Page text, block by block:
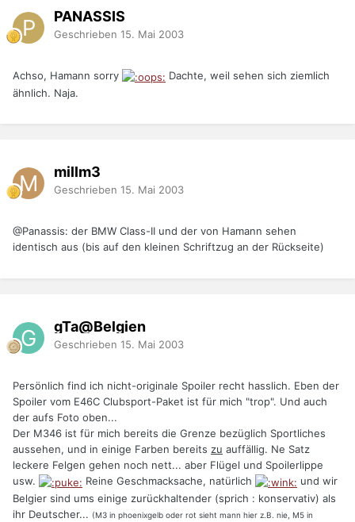
PANASSIS
Geschrieben 15. Mai 2003
Achso, Hamann sorry
Dachte, weil sehen sich ziemlich
ähnlich. Naja.
millm3
Geschrieben 15. Mai 2003
@Panassis: der BMW Class-II und der von Hamann sehen
identisch aus (bis auf den kleinen Schriftzug an der Rückseite)
gTa@Belgien
Geschrieben 15. Mai 2003
Persönlich find ich nicht-originale Spoiler recht hasslich. Eben der
Spoiler vom E46C Clubsport-Paket ist für mich "trop". Und auch
der aufs Foto oben...
Der M346 ist für mich bereits die Grenze bezüglich Sportliches
aussehen, und in einige Farben bereits zu auffällig. Ne Satz
leckere Felgen gehen noch nett... aber Flügel und Spoilerlippe
usw.
Reine Geschmacksache, natürlich
und wir
Belgier sind ums einige zurückhaltender (sprich : konservativ) als
ihr Deutscher... (M3 in phoenixgelb oder rot sieht mann hier z.B. nie, M5 in